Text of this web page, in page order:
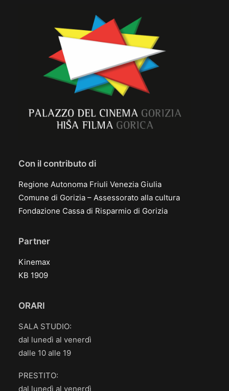
Con il contributo di
Regione Autonoma Friuli Venezia Giulia
Comune di Gorizia – Assessorato alla cultura
Fondazione Cassa di Risparmio di Gorizia
Partner
Kinemax
KB 1909
ORARI
SALA STUDIO:
dal lunedì al venerdì
dalle 10 alle 19
PRESTITO:
dal lunedì al venerdì